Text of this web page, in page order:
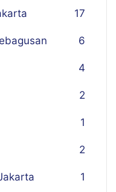
17
6
4
2
1
2
1